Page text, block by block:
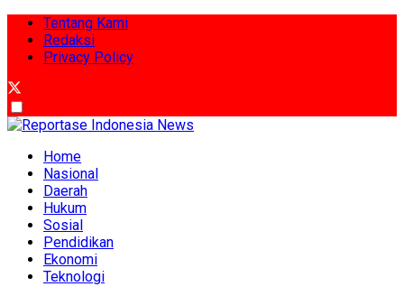
Tentang Kami
Redaksi
Privacy Policy
Home
Nasional
Daerah
Hukum
Sosial
Pendidikan
Ekonomi
Teknologi